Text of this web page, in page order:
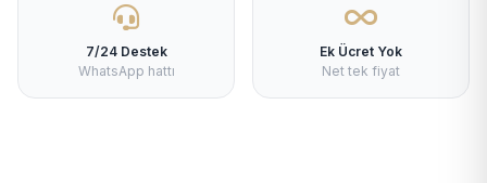
7/24 Destek
WhatsApp hattı
Ek Ücret Yok
Net tek fiyat